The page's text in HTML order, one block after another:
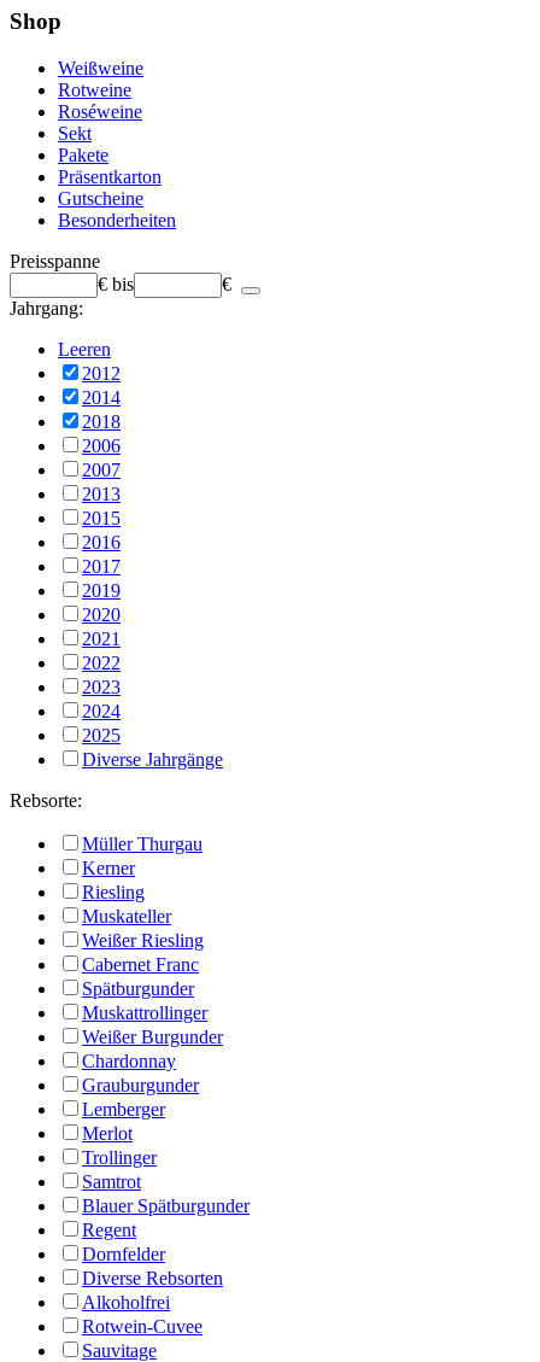
Shop
Weißweine
Rotweine
Roséweine
Sekt
Pakete
Präsentkarton
Gutscheine
Besonderheiten
Preisspanne
€ bis
€
Jahrgang:
Leeren
2012
2014
2018
2006
2007
2013
2015
2016
2017
2019
2020
2021
2022
2023
2024
2025
Diverse Jahrgänge
Rebsorte:
Müller Thurgau
Kerner
Riesling
Muskateller
Weißer Riesling
Cabernet Franc
Spätburgunder
Muskattrollinger
Weißer Burgunder
Chardonnay
Grauburgunder
Lemberger
Merlot
Trollinger
Samtrot
Blauer Spätburgunder
Regent
Dornfelder
Diverse Rebsorten
Alkoholfrei
Rotwein-Cuvee
Sauvitage